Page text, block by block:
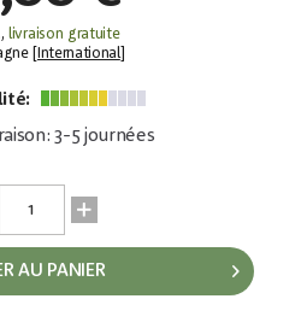
livraison gratuite
[
International]
3-5 journées
AU PANIER